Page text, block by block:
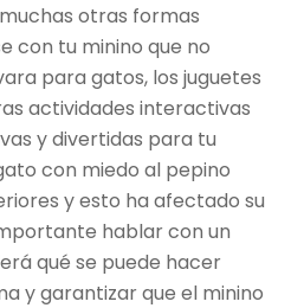
otras formas
con tu minino que no
para gatos, los juguetes
actividades interactivas
y divertidas para tu
con miedo al pepino
y esto ha afectado su
hablar con un
qué se puede hacer
y garantizar que el minino